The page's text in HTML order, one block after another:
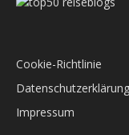
Cookie-Richtlinie
Datenschutzerklärung
Impressum